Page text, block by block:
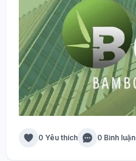
0 Yêu thích 0 Bình luận